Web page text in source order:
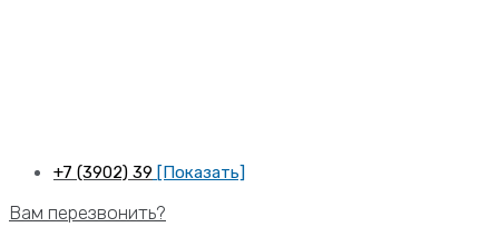
+7 (3902) 39 [Показать]
Вам перезвонить?